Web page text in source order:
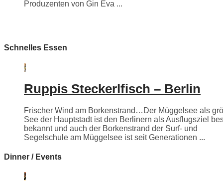
Produzenten von Gin Eva ...
Schnelles Essen
Ruppis Steckerlfisch – Berlin
Frischer Wind am Borkenstrand…Der Müggelsee als
See der Hauptstadt ist den Berlinern als Ausflugsziel
bekannt und auch der Borkenstrand der Surf- und
Segelschule am Müggelsee ist seit Generationen ...
Dinner / Events